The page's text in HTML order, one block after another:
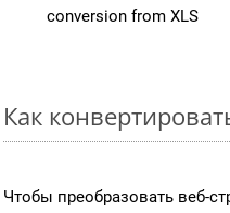
conversion from XLS
Как
Чтобы преобразовать веб-